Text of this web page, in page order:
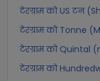
टेरग्राम को US टन
टेरग्राम को Tonne
टेरग्राम को
टेरग्राम को